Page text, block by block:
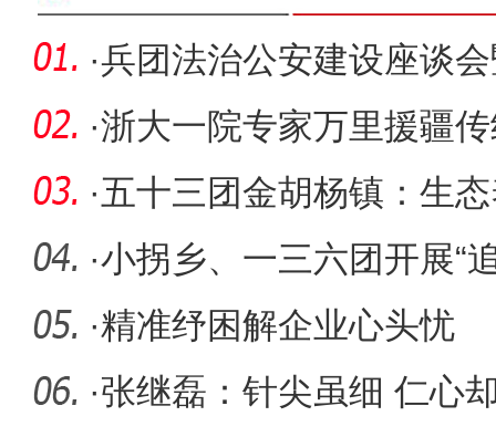
·兵团法治公安建设座谈
员会专题
·浙大一院专家万里援疆
手术室护
·五十三团金胡杨镇：生
·小拐乡、一三六团开展“
兵团精
·精准纾困解企业心头忧
·张继磊：针尖虽细 仁心